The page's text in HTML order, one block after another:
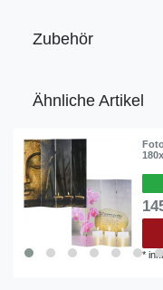
Zubehör
Ähnliche Artikel
*